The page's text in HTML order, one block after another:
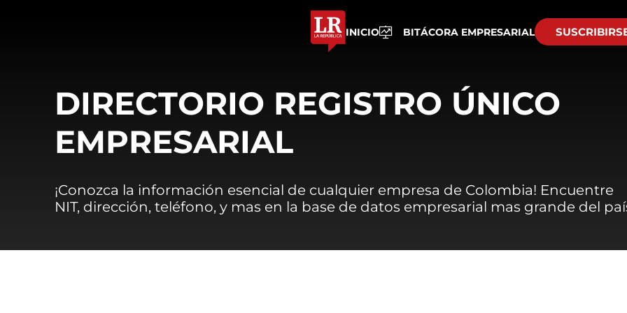
INICIO BITÁCORA EMPRESARIAL
DIRECTORIO REGISTRO ÚNICO
EMPRESARIAL
¡Conozca la información esencial de cualquier empresa de Colombia! Encuentre
NIT, dirección, teléfono, y mas en la base de datos empresarial mas grande del